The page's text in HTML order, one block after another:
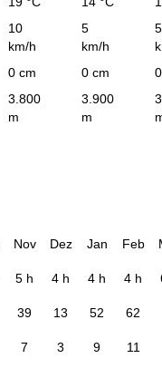
10
km/h
5
km/h
5
0 cm 0 cm
3.800
m
3.900
m
Nov Dez Jan Feb
5 h 4 h 4 h 4 h
39 13 52 62
7 3 9 11